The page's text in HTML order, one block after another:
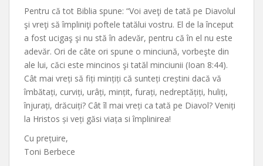
Pentru că tot Biblia spune: “Voi aveţi de tată pe Diavolul
şi vreţi să împliniţi poftele tatălui vostru. El de la început
a fost ucigaş şi nu stă în adevăr, pentru că în el nu este
adevăr. Ori de câte ori spune o minciună, vorbeşte din
ale lui, căci este mincinos şi tatăl minciunii (Ioan 8:44).
Cât mai vreți să fiți mințiți că sunteți creștini dacă vă
îmbătați, curviți, urâți, mințit, furați, nedreptățiți, huliți,
înjurați, drăcuiți? Cât îl mai vreți ca tată pe Diavol? Veniți
la Hristos și veți găsi viața si împlinirea!
Cu prețuire,
Toni Berbece